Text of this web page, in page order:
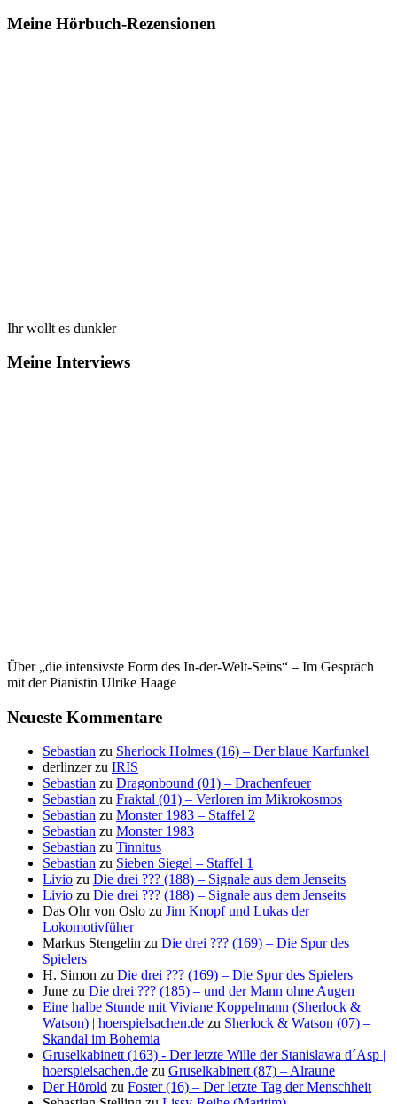
Meine Hörbuch-Rezensionen
Ihr wollt es dunkler
Meine Interviews
Über „die intensivste Form des In-der-Welt-Seins“ – Im Gespräch
mit der Pianistin Ulrike Haage
Neueste Kommentare
Sebastian zu Sherlock Holmes (16) – Der blaue Karfunkel
derlinzerzu IRIS
Sebastian zu Dragonbound (01) – Drachenfeuer
Sebastian zu Fraktal (01) – Verloren im Mikrokosmos
Sebastian zu Monster 1983 – Staffel 2
Sebastian zu Monster 1983
Sebastian zu Tinnitus
Sebastian zu Sieben Siegel – Staffel 1
Livio zu Die drei ??? (188) – Signale aus dem Jenseits
Livio zu Die drei ??? (188) – Signale aus dem Jenseits
Das Ohr von Oslo zu Jim Knopf und Lukas der
Lokomotivfüher
Markus Stengelin zu Die drei ??? (169) – Die Spur des
Spielers
H. Simon zu Die drei ??? (169) – Die Spur des Spielers
June zu Die drei ??? (185) – und der Mann ohne Augen
Eine halbe Stunde mit Viviane Koppelmann (Sherlock &
Watson) | hoerspielsachen.de zu Sherlock & Watson (07) –
Skandal im Bohemia
Gruselkabinett (163) - Der letzte Wille der Stanislawa d´Asp |
hoerspielsachen.de zu Gruselkabinett (87) – Alraune
Der Hörold zu Foster (16) – Der letzte Tag der Menschheit